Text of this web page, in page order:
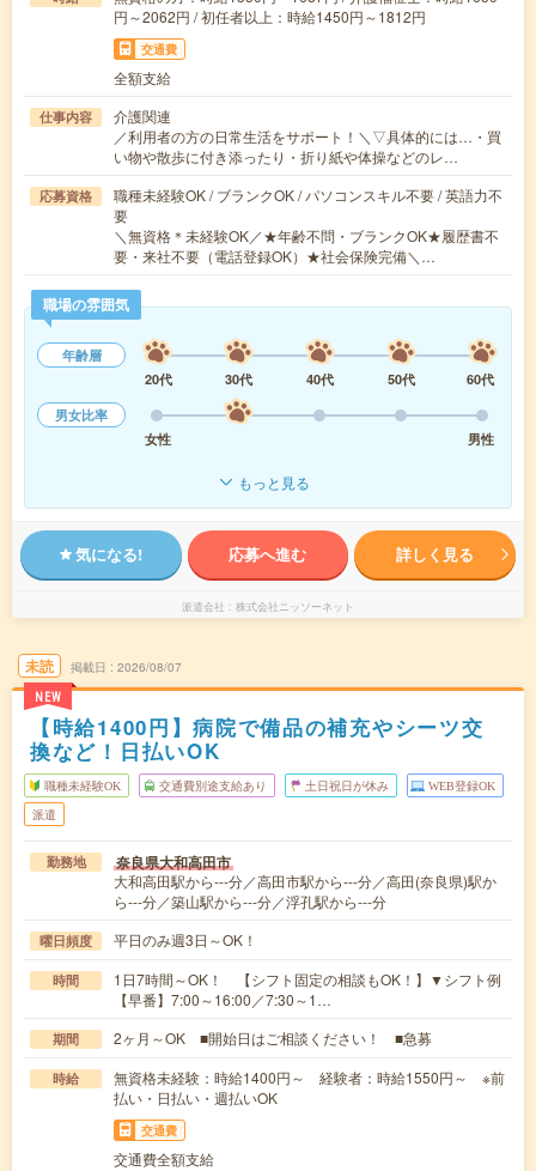
円～2062円 / 初任者以上：時給1450円～1812円
交通費
全額支給
仕事内容
介護関連
／利用者の方の日常生活をサポート！＼▽具体的には…・買
い物や散歩に付き添ったり・折り紙や体操などのレ…
応募資格
職種未経験OK / ブランクOK / パソコンスキル不要 / 英語力不
要
＼無資格＊未経験OK／★年齢不問・ブランクOK★履歴書不
要・来社不要（電話登録OK）★社会保険完備＼…
職場の雰囲気
年齢層
20代
30代 40代 50代
60代
男女比率
女性
男性
もっと見る
気になる! 応募へ進む 詳しく見る
派遣会社 株式会社ニッソーネット
未読
NEW
掲載日 2026/08/07
【時給1400円】病院で備品の補充やシーツ交
換など！日払いOK
職種未経験OK 交通費別途支給あり 土日祝日が休み WEB登録OK
派遣
勤務地 奈良県大和高田市
大和高田駅から---分／高田市駅から---分／高田(奈良県)駅か
ら---分／築山駅から---分／浮孔駅から---分
曜日頻度 平日のみ週3日～OK！
時間
1日7時間～OK！ 【シフト固定の相談もOK！】▼シフト例
【早番】7:00～16:00／7:30～1…
期間 2ヶ月～OK ■開始日はご相談ください！ ■急募
時給
無資格未経験：時給1400円～ 経験者：時給1550円～ ※前
払い・日払い・週払いOK
交通費
交通費全額支給